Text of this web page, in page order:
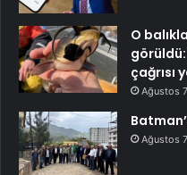
O
çağrısı
Ağustos
Ağustos